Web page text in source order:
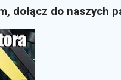
dołącz do naszych